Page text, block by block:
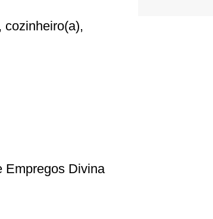
cozinheiro(a),
Empregos Divina